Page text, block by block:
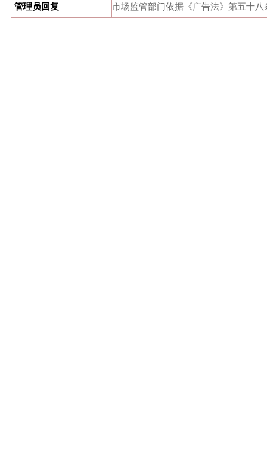
管理员回复 市场监管部门依据《广告法》第五十